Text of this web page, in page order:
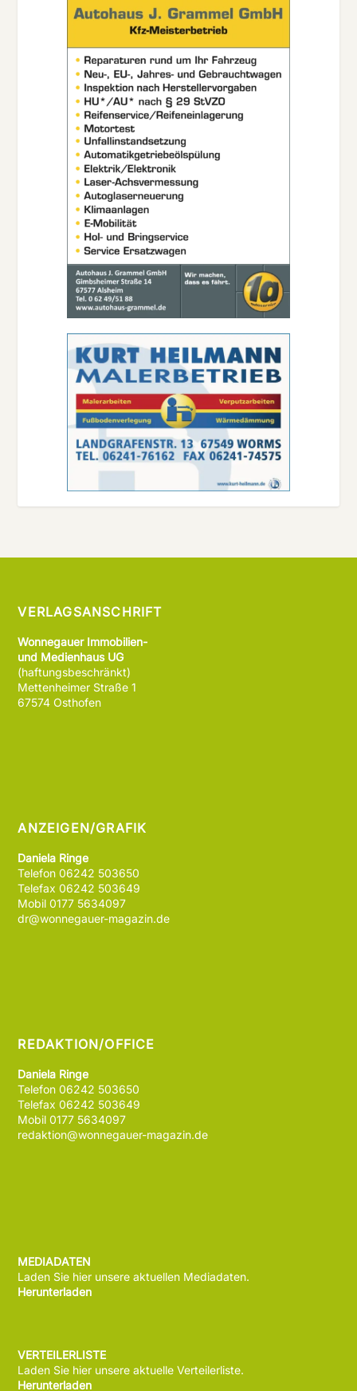
VERLAGSANSCHRIFT
Wonnegauer Immobilien-
und Medienhaus UG
(haftungsbeschränkt)
Mettenheimer Straße 1
67574 Osthofen
ANZEIGEN/GRAFIK
Daniela Ringe
Telefon 06242 503650
Telefax 06242 503649
Mobil 0177 5634097
dr@wonnegauer-magazin.de
REDAKTION/OFFICE
Daniela Ringe
Telefon 06242 503650
Telefax 06242 503649
Mobil 0177 5634097
redaktion@wonnegauer-magazin.de
MEDIADATEN
Laden Sie hier unsere aktuellen Mediadaten.
Herunterladen
VERTEILERLISTE
Laden Sie hier unsere aktuelle Verteilerliste.
Herunterladen